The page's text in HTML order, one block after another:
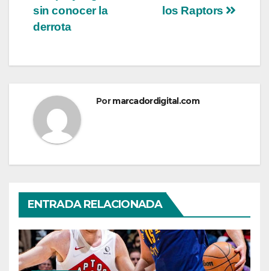
entradas
los Raptors
sin conocer la
derrota
Pormarcadordigital.com
ENTRADA RELACIONADA